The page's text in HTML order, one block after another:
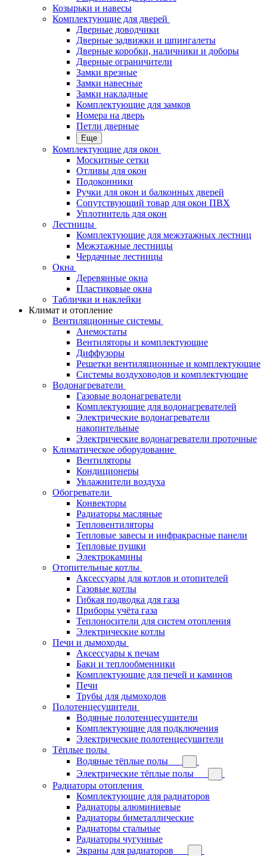
Козырьки и навесы
Комплектующие для дверей
Дверные доводчики
Дверные задвижки и шпингалеты
Дверные коробки, наличники и доборы
Дверные ограничители
Замки врезные
Замки навесные
Замки накладные
Комплектующие для замков
Номера на дверь
Петли дверные
Еще
Комплектующие для окон
Москитные сетки
Отливы для окон
Подоконники
Ручки для окон и балконных дверей
Сопутствующий товар для окон ПВХ
Уплотнитель для окон
Лестницы
Комплектующие для межэтажных лестниц
Межэтажные лестницы
Чердачные лестницы
Окна
Деревянные окна
Пластиковые окна
Таблички и наклейки
Климат и отопление
Вентиляционные системы
Анемостаты
Вентиляторы и комплектующие
Диффузоры
Решетки вентиляционные и комплектующие
Системы воздуховодов и комплектующие
Водонагреватели
Газовые водонагреватели
Комплектующие для водонагревателей
Электрические водонагреватели
накопительные
Электрические водонагреватели проточные
Климатическое оборудование
Вентиляторы
Кондиционеры
Увлажнители воздуха
Обогреватели
Конвекторы
Радиаторы масляные
Тепловентиляторы
Тепловые завесы и инфракрасные панели
Тепловые пушки
Электрокамины
Отопительные котлы
Аксессуары для котлов и отопителей
Газовые котлы
Гибкая подводка для газа
Приборы учёта газа
Теплоносители для систем отопления
Электрические котлы
Печи и дымоходы
Аксессуары к печам
Баки и теплообменники
Комплектующие для печей и каминов
Печи
Трубы для дымоходов
Полотенцесушители
Водяные полотенцесушители
Комплектующие для подключения
Электрические полотенцесушители
Тёплые полы
Водяные тёплые полы
Электрические тёплые полы
Радиаторы отопления
Комплектующие для радиаторов
Радиаторы алюминиевые
Радиаторы биметаллические
Радиаторы стальные
Радиаторы чугунные
Экраны для радиаторов